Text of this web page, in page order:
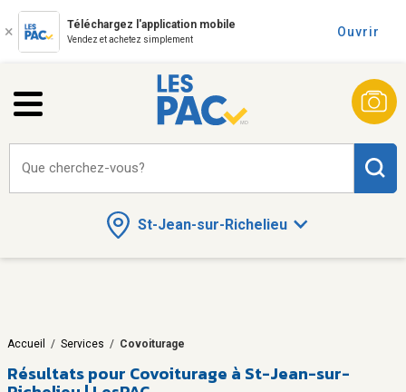
Téléchargez l'application mobile
Vendez et achetez simplement
Ouvrir
St-Jean-sur-Richelieu
Que cherchez-vous?
Accueil / Services / Covoiturage
Résultats pour Covoiturage à St-Jean-sur-